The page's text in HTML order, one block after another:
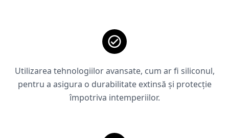
Utilizarea tehnologiilor avansate, cum ar fi siliconul,
pentru a asigura o durabilitate extinsă și protecție
împotriva intemperiilor.